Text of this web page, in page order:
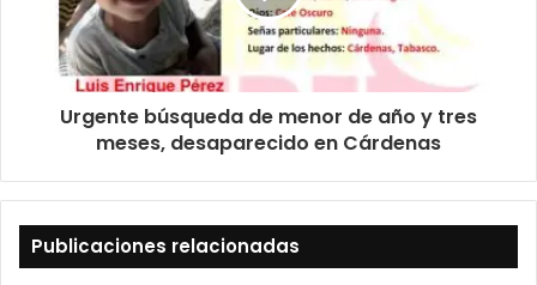
Urgente búsqueda de menor de año y tres
meses, desaparecido en Cárdenas
Publicaciones relacionadas